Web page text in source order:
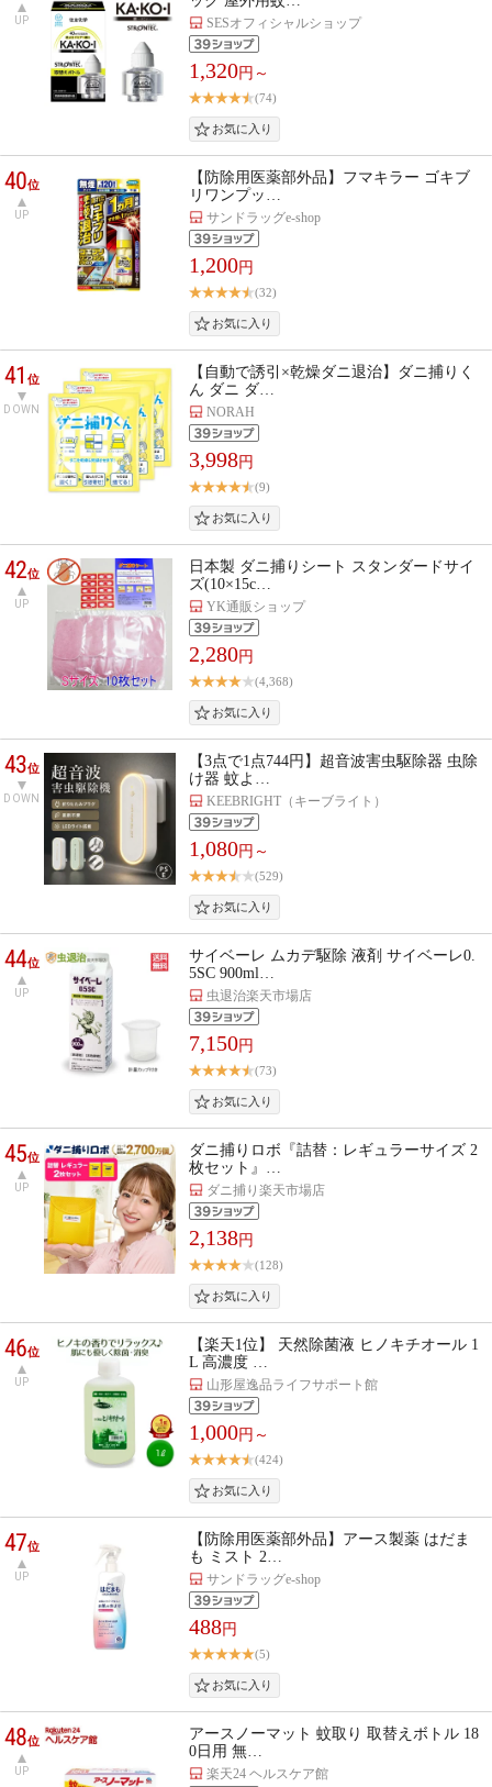
UP SESオフィシャルショップ
1,320円～
(74)
40位
UP
【防除用医薬部外品】フマキラー ゴキブ
リワンプッ…
サンドラッグe-shop
1,200円
(32)
41位
DOWN
【自動で誘引×乾燥ダニ退治】ダニ捕りく
ん ダニ ダ…
NORAH
3,998円
(9)
42位
UP
日本製 ダニ捕りシート スタンダードサイ
ズ(10×15c…
YK通販ショップ
2,280円
(4,368)
43位
DOWN
【3点で1点744円】超音波害虫駆除器 虫除
け器 蚊よ…
KEEBRIGHT（キーブライト）
1,080円～
(529)
44位
UP
サイベーレ ムカデ駆除 液剤 サイベーレ0.
5SC 900ml…
虫退治楽天市場店
7,150円
(73)
45位
UP
ダニ捕りロボ『詰替：レギュラーサイズ 2
枚セット』…
ダニ捕り楽天市場店
2,138円
(128)
46位
UP
【楽天1位】 天然除菌液 ヒノキチオール 1
L 高濃度 …
山形屋逸品ライフサポート館
1,000円～
(424)
47位
UP
【防除用医薬部外品】アース製薬 はだま
も ミスト 2…
サンドラッグe-shop
488円
(5)
48位
UP
アースノーマット 蚊取り 取替えボトル 18
0日用 無…
楽天24 ヘルスケア館